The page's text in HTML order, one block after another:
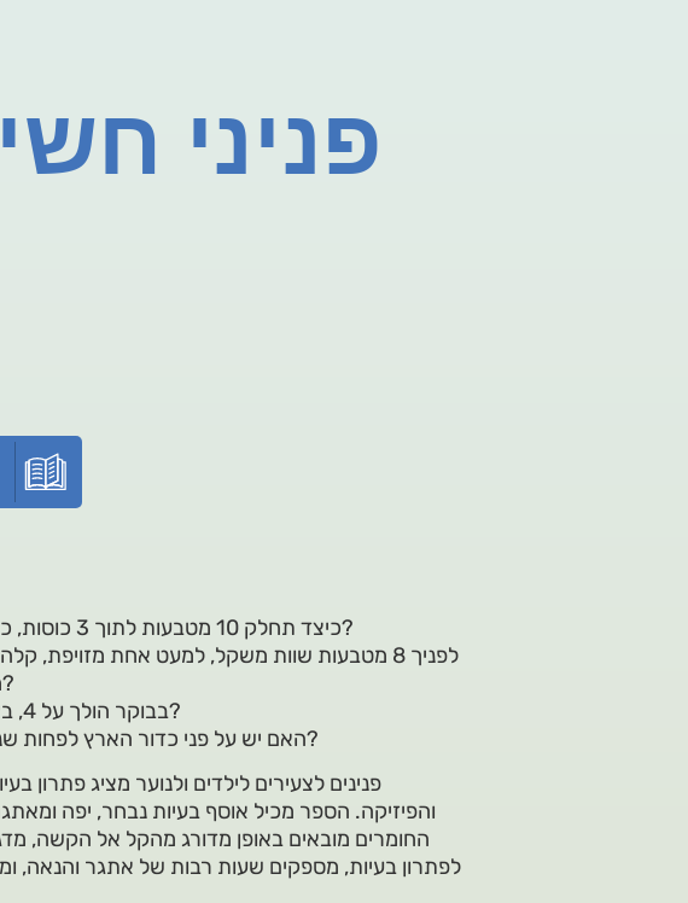
פניני
כיצד תחלק 10 מטבעות לתוך 3 כוסות, כך שבכל כוס יהיה מספר אי־זוגי של מטבעות?
לפניך 8 מטבעות שוות משקל, למעט אחת
מאזני כפות (מאזני צדק) ב-2 שקילות בלבד?
בבוקר הולך על 4, בצוהריים הולך על 2 ובערב הולך על 3. מי אני?
האם יש על פני כדור הארץ לפחות שני אנשים בעלי אותו מספר שערות על ראשם?
פנינים לצעירים לילדים ולנוער מציג פתרון
והפיזיקה. הספר מכיל אוסף בעיות נבחר, יפה
החומרים מובאים באופן מדורג מהקל אל הקשה,
לפתרון בעיות, מספקים שעות רבות של אתגר והנאה,